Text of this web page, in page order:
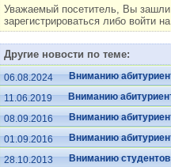
Уважаемый посетитель, Вы
зарегистрироваться либо войти
Другие новости по теме:
06.08.2024
Вниманию
11.06.2019
Вниманию
08.09.2016
Вниманию
01.09.2016
Вниманию
28.10.2013
Вниманию